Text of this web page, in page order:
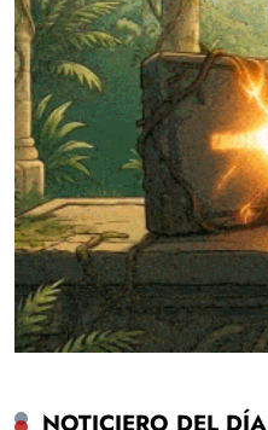
NOTICIERO DEL DÍA